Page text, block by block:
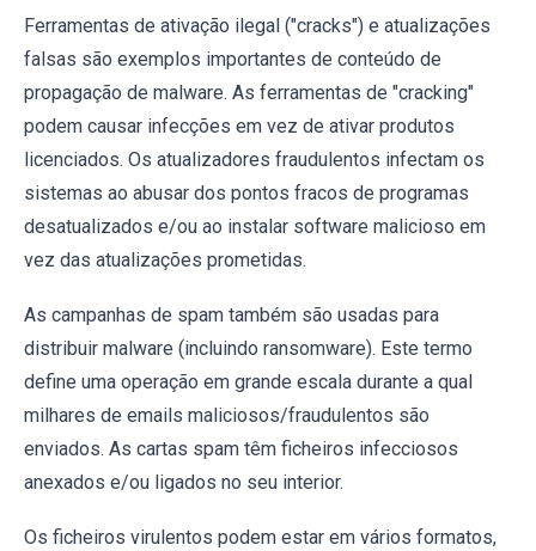
Ferramentas de ativação ilegal ("cracks") e atualizações
falsas são exemplos importantes de conteúdo de
propagação de malware. As ferramentas de "cracking"
podem causar infecções em vez de ativar produtos
licenciados. Os atualizadores fraudulentos infectam os
sistemas ao abusar dos pontos fracos de programas
desatualizados e/ou ao instalar software malicioso em
vez das atualizações prometidas.
As campanhas de spam também são usadas para
distribuir malware (incluindo ransomware). Este termo
define uma operação em grande escala durante a qual
milhares de emails maliciosos/fraudulentos são
enviados. As cartas spam têm ficheiros infecciosos
anexados e/ou ligados no seu interior.
Os ficheiros virulentos podem estar em vários formatos,